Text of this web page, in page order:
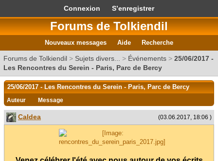
Connexion S’enregistrer
Forums de Tolkiendil
Nouveaux messages Aide Recherche
Forums de Tolkiendil > Sujets divers... > Événements > 25/06/2017 -
Les Rencontres du Serein - Paris, Parc de Bercy
25/06/2017 - Les Rencontres du Serein - Paris, Parc de Bercy
Auteur Message
(03.06.2017, 18:06 )
Caldea